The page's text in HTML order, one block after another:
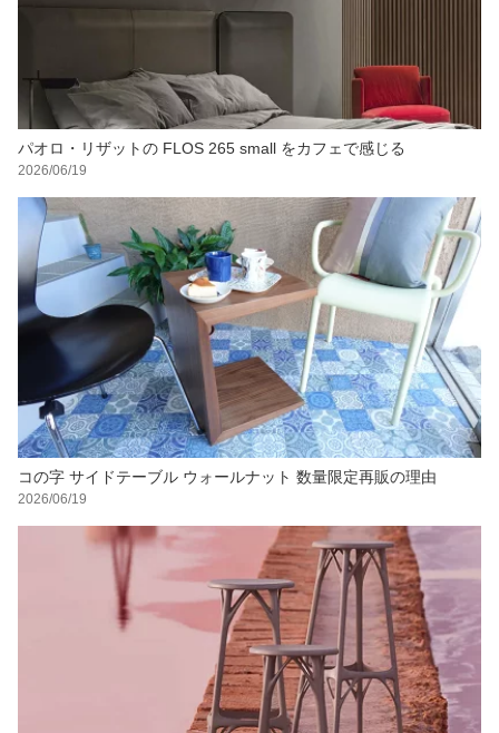
パオロ・リザットの FLOS 265 small をカフェで感じる
2026/06/19
コの字 サイドテーブル ウォールナット 数量限定再販の理由
2026/06/19